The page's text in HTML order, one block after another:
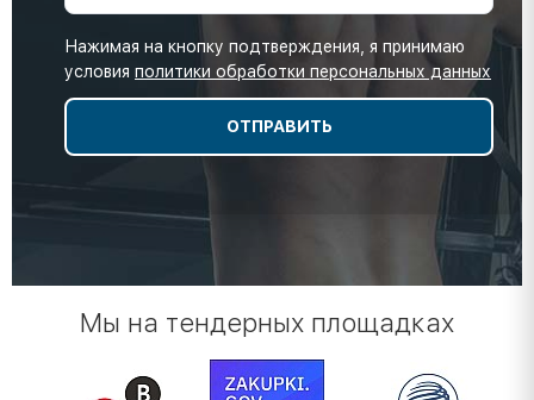
Нажимая на кнопку подтверждения, я принимаю
условия политики обработки персональных данных
Мы на тендерных площадках